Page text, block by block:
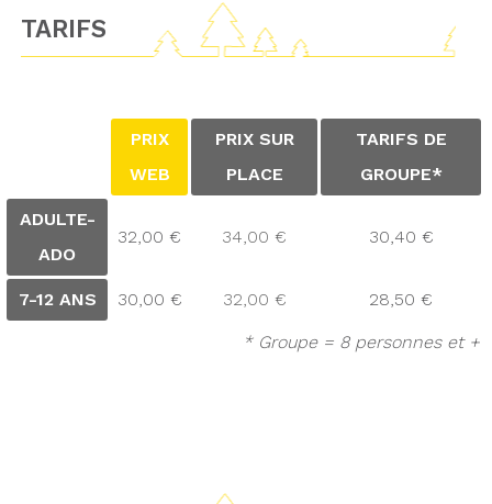
TARIFS
PRIX
WEB
PRIX SUR
PLACE
TARIFS DE
GROUPE*
ADULTE-
ADO
32,00 € 34,00 € 30,40 €
7-12 ANS 30,00 € 32,00 € 28,50 €
* Groupe = 8 personnes et +